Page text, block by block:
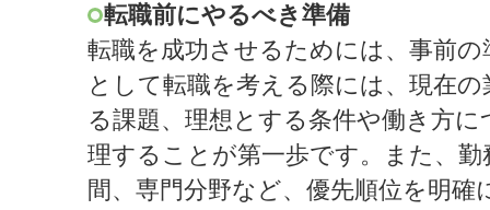
転職前にやるべき準備
転職を成功させるためには、事前
として転職を考える際には、現在
る課題、理想とする条件や働き方
理することが第一歩です。また、勤
間、専門分野など、優先順位を明